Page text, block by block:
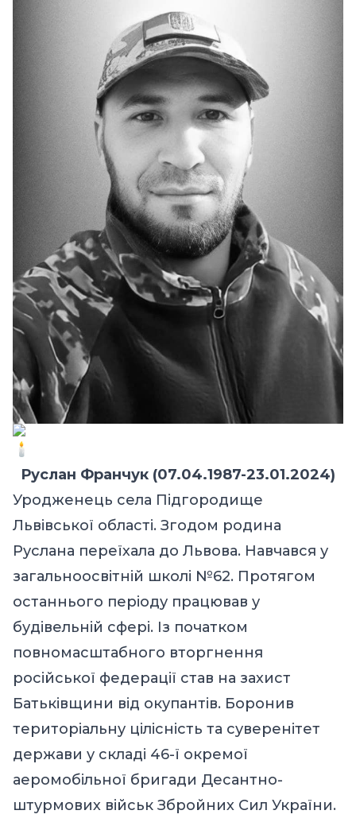
Руслан Франчук (07.04.1987-23.01.2024)
Уродженець села Підгородище
Львівської області. Згодом родина
Руслана переїхала до Львова. Навчався у
загальноосвітній школі №62. Протягом
останнього періоду працював у
будівельній сфері. Із початком
повномасштабного вторгнення
російської федерації став на захист
Батьківщини від окупантів. Боронив
територіальну цілісність та суверенітет
держави у складі 46-ї окремої
аеромобільної бригади Десантно-
штурмових військ Збройних Сил України.